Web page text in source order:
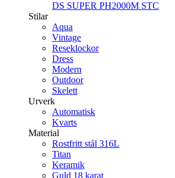
DS SUPER PH2000M STC
Stilar
Aqua
Vintage
Reseklockor
Dress
Modern
Outdoor
Skelett
Urverk
Automatisk
Kvarts
Material
Rostfritt stål 316L
Titan
Keramik
Guld 18 karat